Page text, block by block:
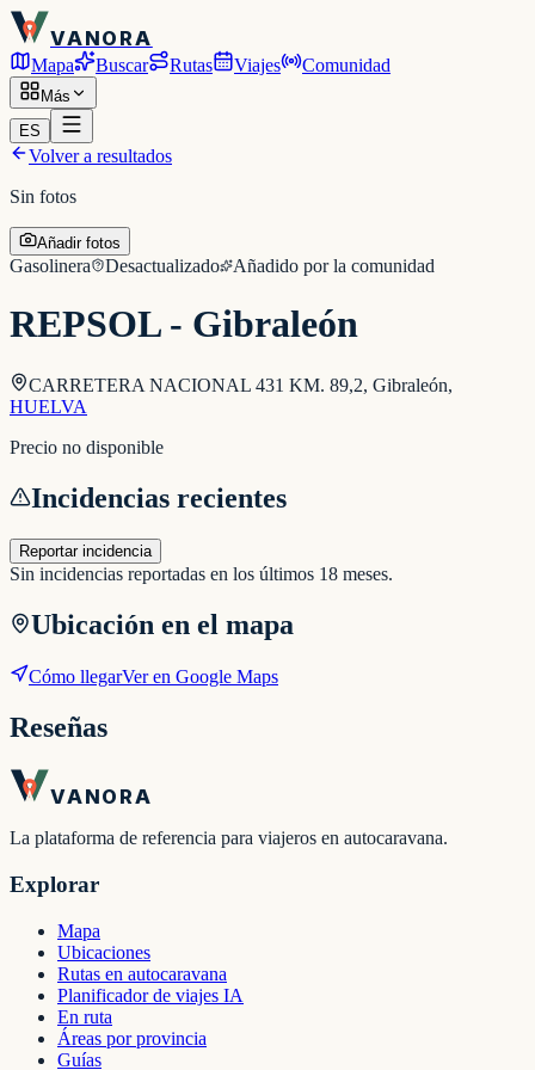
VANORA
Mapa Buscar Rutas Viajes Comunidad
Más
ES
Volver a resultados
Sin fotos
Añadir fotos
Gasolinera Desactualizado Añadido por la comunidad
REPSOL - Gibraleón
CARRETERA NACIONAL 431 KM. 89,2, Gibraleón,
HUELVA
Precio no disponible
Incidencias recientes
Reportar incidencia
Sin incidencias reportadas en los últimos 18 meses.
Ubicación en el mapa
Cómo llegarVer en Google Maps
Reseñas
VANORA
La plataforma de referencia para viajeros en autocaravana.
Explorar
Mapa
Ubicaciones
Rutas en autocaravana
Planificador de viajes IA
En ruta
Áreas por provincia
Guías